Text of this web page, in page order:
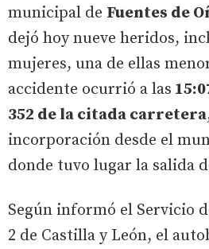
municipal de Fuentes de
dejó hoy nueve heridos,
mujeres, una de ellas
accidente ocurrió a las
352 de la citada carretera
incorporación desde el
donde tuvo lugar la salida
Según informó el Servicio
2 de Castilla y León, el